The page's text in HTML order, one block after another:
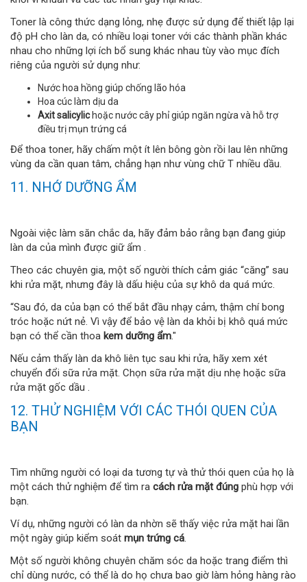
Toner là công thức dạng lỏng, nhẹ được sử dụng để thiết lập lại
độ pH cho làn da, có nhiều loại toner với các thành phần khác
nhau cho những lợi ích bổ sung khác nhau tùy vào mục đích
riêng của người sử dụng như:
Nước hoa hồng giúp chống lão hóa
Hoa cúc làm dịu da
Axit salicylichoặc nước cây phỉ giúp ngăn ngừa và hỗ trợ
điều trị mụn trứng cá
Để thoa toner, hãy chấm một ít lên bông gòn rồi lau lên những
vùng da cần quan tâm, chẳng hạn như vùng chữ T nhiều dầu.
11. NHỚ DƯỠNG ẨM
Ngoài việc làm săn chắc da, hãy đảm bảo rằng bạn đang giúp
làn da của mình được giữ ẩm .
Theo các chuyên gia, một số người thích cảm giác “căng” sau
khi rửa mặt, nhưng đây là dấu hiệu của sự khô da quá mức.
“Sau đó, da của bạn có thể bắt đầu nhạy cảm, thậm chí bong
tróc hoặc nứt nẻ. Vì vậy để bảo vệ làn da khỏi bị khô quá mức
bạn có thể cần thoa kem dưỡng ẩm."
Nếu cảm thấy làn da khô liên tục sau khi rửa, hãy xem xét
chuyển đổi sữa rửa mặt. Chọn sữa rửa mặt dịu nhẹ hoặc sữa
rửa mặt gốc dầu .
12. THỬ NGHIỆM VỚI CÁC THÓI QUEN CỦA
BẠN
Tìm những người có loại da tương tự và thử thói quen của họ là
một cách thử nghiệm để tìm ra cách rửa mặt đúng phù hợp với
bạn.
Ví dụ, những người có làn da nhờn sẽ thấy việc rửa mặt hai lần
một ngày giúp kiểm soát mụn trứng cá.
Một số người không chuyên chăm sóc da hoặc trang điểm thì
chỉ dùng nước, có thể là do họ chưa bao giờ làm hỏng hàng rào